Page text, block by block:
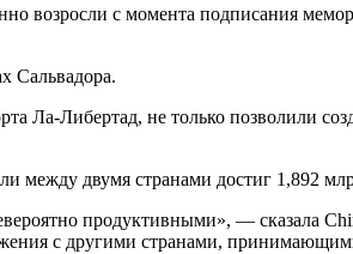
возросли с момента подписания
Сальвадора.
Ла-Либертад, не только позволили
между двумя странами достиг 1,892
продуктивными», — сказала
с другими странами,